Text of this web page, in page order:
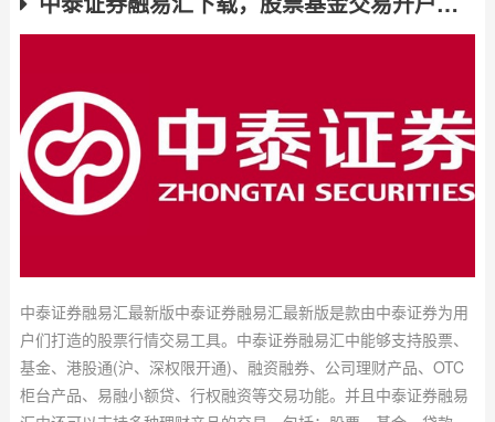
中泰证券融易汇最新版中泰证券融易汇最新版是款由中泰证券为用
户们打造的股票行情交易工具。中泰证券融易汇中能够支持股票、
基金、港股通(沪、深权限开通)、融资融券、公司理财产品、OTC
柜台产品、易融小额贷、行权融资等交易功能。并且中泰证券融易